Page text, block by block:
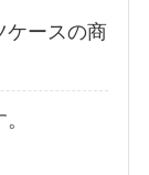
ケースの商